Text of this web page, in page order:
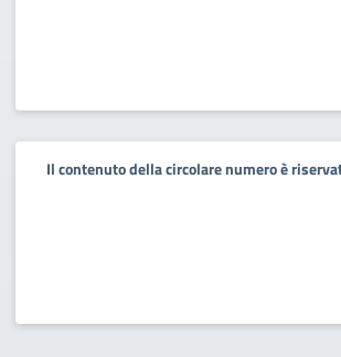
Il contenuto della circolare numero è